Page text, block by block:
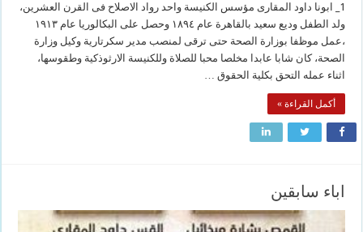
1_ ابونا داود المقارى مؤسس الكنيسة واحد رواد الاصلاح فى القرن العشرين،
ولد الطفل وديع سعيد بالقاهرة عام ١٨٩٤ وحصل على البكالوريا عام ١٩١٣
،عمل موظفا بوزارة الصحة حتى ترقى لمنصب مدير سكرتارية وكيل وزارة
الصحة، كان شابا عابدا مخلصا محبا للصلاة وللكنيسة الارثوذكية وطقوسها،
اثناء عمله التحق بكلية الحقوق …
أكمل القراءة »
اباء سابقين